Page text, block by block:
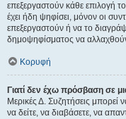
επεξεργαστούν κάθε επιλογή
έχει ήδη ψηφίσει, μόνον οι
επεξεργαστούν ή να το
δημοψηφίσματος να
Κορυφή
Γιατί δεν έχω πρόσβαση σε
Μερικές Δ. Συζητήσεις μπορεί
να δείτε, να διαβάσετε, να